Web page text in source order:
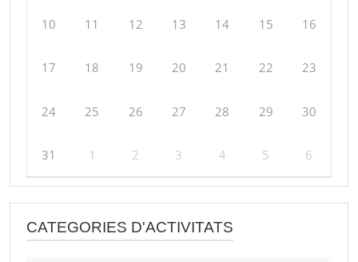
10 11 12 13 14 15 16
17 18 19 20 21 22 23
24 25 26 27 28 29 30
31 1 2 3 4 5 6
CATEGORIES D'ACTIVITATS